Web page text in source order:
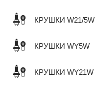
КРУШКИ W21/5W
КРУШКИ WY5W
КРУШКИ WY21W